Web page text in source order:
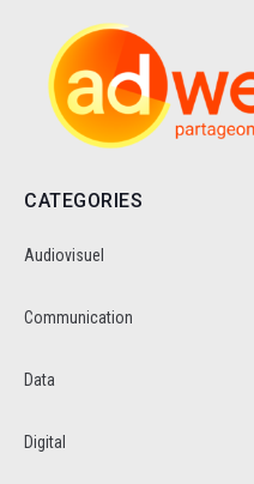
CATEGORIES
Audiovisuel
Communication
Data
Digital